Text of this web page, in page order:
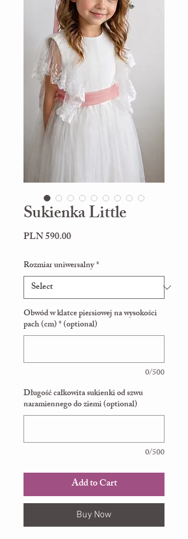
Sukienka Little
PLN 590.00Price
Rozmiar uniwersalny*
Obwód w klatce piersiowej na wysokości
pach (cm) * (optional)
0/500
Długość całkowita sukienki od szwu
naramiennego do ziemi (optional)
0/500
Add to Cart
Buy Now